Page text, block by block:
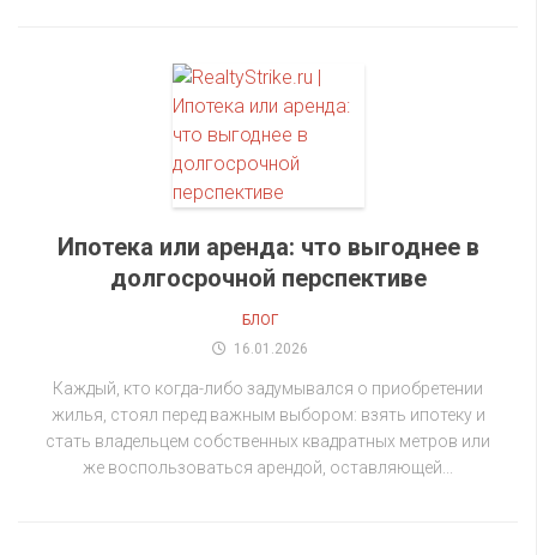
Ипотека или аренда: что выгоднее в
долгосрочной перспективе
БЛОГ
16.01.2026
Каждый, кто когда-либо задумывался о приобретении
жилья, стоял перед важным выбором: взять ипотеку и
стать владельцем собственных квадратных метров или
же воспользоваться арендой, оставляющей...